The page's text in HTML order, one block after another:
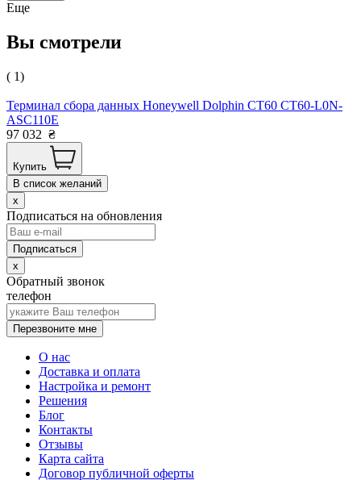
Еще
Вы смотрели
( 1)
Терминал сбора данных Honeywell Dolphin CT60 CT60-L0N-
ASC110E
97 032 ₴
Купить
В список желаний
x
Подписаться на обновления
x
Обратный звонок
телефон
Перезвоните мне
О нас
Доставка и оплата
Настройка и ремонт
Решения
Блог
Контакты
Отзывы
Карта сайта
Договор публичной оферты